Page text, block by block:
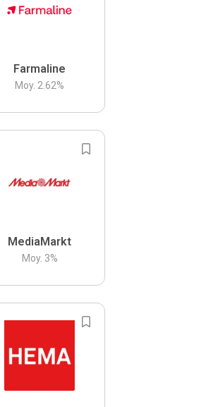
Farmaline
Moy. 2.62%
MediaMarkt
Moy. 3%